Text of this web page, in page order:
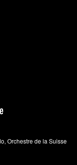
Orchestre de la Suisse